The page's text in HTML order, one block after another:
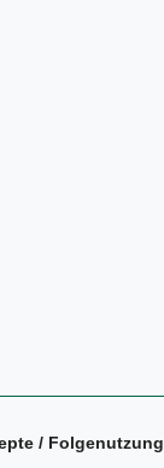
/ Folgenutzung